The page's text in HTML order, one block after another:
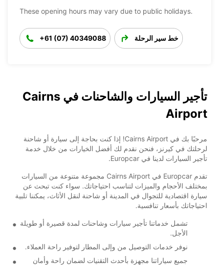
These opening hours may vary due to public holidays.
+61 (07) 40349088 خط سير الرحلة
تأجير السيارات والشاحنات في Cairns
Airport
مرحبًا بك في Cairns Airport! إذا كنت بحاجة إلى سيارة أو شاحنة
لرحلتك في كيرنز، فنحن نقدم لك أفضل الخيارات من خلال خدمة
تأجير السيارات لدينا في Europcar.
تقدم Europcar في Cairns Airport مجموعة متنوعة من السيارات
بمختلف الأحجام والميزات لتناسب احتياجاتك. سواء كنت تبحث عن
سيارة اقتصادية للتجوال في المدينة أو شاحنة لنقل الأثاث، يمكننا تلبية
احتياجاتك بأسعار تنافسية.
تشمل خدماتنا تأجير سيارات وشاحنات لمدة قصيرة أو طويلة
الأجل.
نوفر خدمات التوصيل من وإلى المطار لتوفير راحة العملاء.
جميع سياراتنا مجهزة بأحدث التقنيات لضمان راحة وأمان